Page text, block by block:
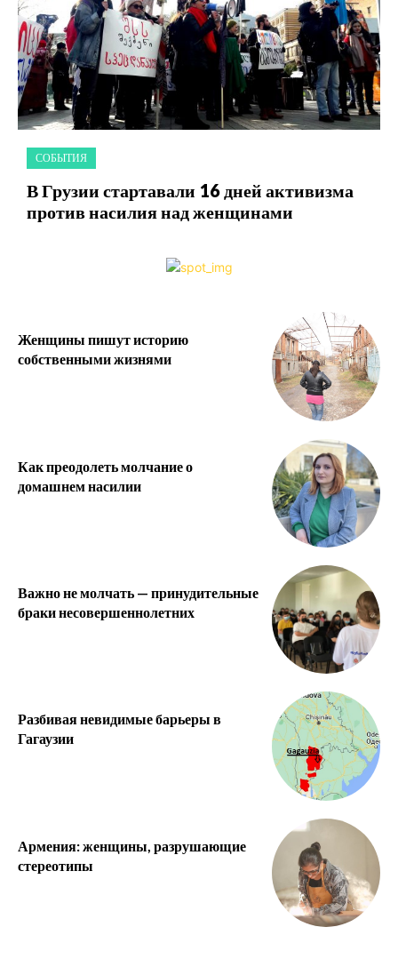
СОБЫТИЯ
В Грузии стартавали 16 дней активизма
против насилия над женщинами
Женщины пишут историю
собственными жизнями
Как преодолеть молчание о
домашнем насилии
Важно не молчать — принудительные
браки несовершеннолетних
Разбивая невидимые барьеры в
Гагаузии
Армения: женщины, разрушающие
стереотипы